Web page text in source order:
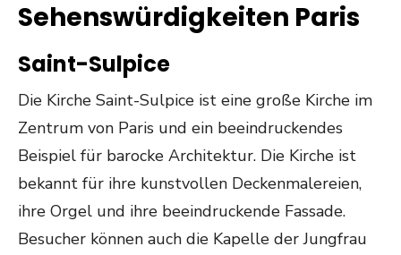
Sehenswürdigkeiten Paris
Saint-Sulpice
Die Kirche Saint-Sulpice ist eine große Kirche im
Zentrum von Paris und ein beeindruckendes
Beispiel für barocke Architektur. Die Kirche ist
bekannt für ihre kunstvollen Deckenmalereien,
ihre Orgel und ihre beeindruckende Fassade.
Besucher können auch die Kapelle der Jungfrau